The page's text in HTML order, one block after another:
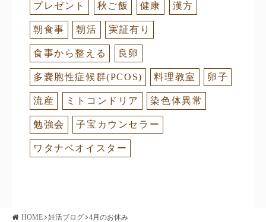
プレゼント 秋ご飯 健康 漢方
朝食事 朝活 実証有り
食事から整える 良卵
多嚢胞性症候群(PCOS) 料理教室 卵子
流産 ミトコンドリア 染色体異常
勉強会 子宝カウンセラー
ワタナベオイスター
HOME 妊活ブログ 4月のお休み